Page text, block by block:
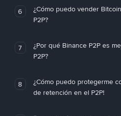
6
¿Cómo puedo vender
P2P?
7
¿Por qué Binance P2P es
P2P?
8
¿Cómo puedo protegerme
de retención en el P2P!